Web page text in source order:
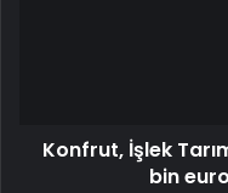
Konfrut, İşlek
bin